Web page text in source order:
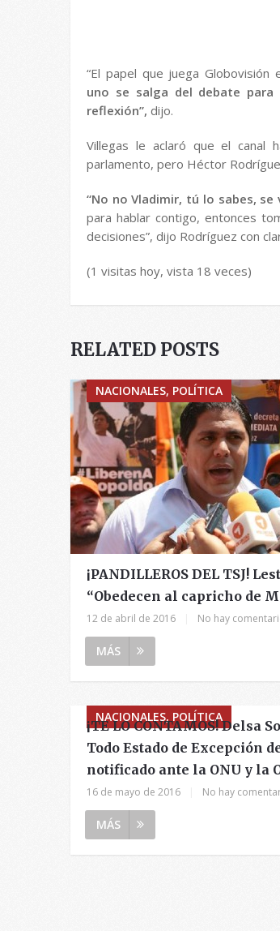
“El papel que juega
uno se salga del debate
reflexión”, dijo.
Villegas le aclaró que el
parlamento, pero Héctor
“No no Vladimir, tú lo sabes,
para hablar contigo, entonces
decisiones”, dijo Rodríguez con
(1 visitas hoy, vista 18 veces)
RELATED POSTS
NACIONALES, POLÍTICA
¡PANDILLEROS DEL TSJ!
“Obedecen al capricho de
12 de abril de 2016 No hay
MÁS
NACIONALES, POLÍTICA
¡TE LO CONTAMOS! Delsa
Todo Estado de Excepción
notificado ante la ONU y la
16 de mayo de 2016 No hay
MÁS